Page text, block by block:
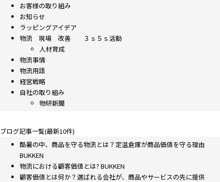
お客様の取り組み
お知らせ
ラッピングアイデア
物流 現場 改善 ３ｓ５ｓ活動
人材育成
物流事情
物流用語
経営戦略
自社の取り組み
物研新聞
ブログ記事一覧(最新10件)
酷暑の中、商品を守る物流とは？定温倉庫が商品価値を守る理由
BUKKEN
物流における顧客価値とは? BUKKEN
顧客価値とは何か？選ばれる会社が、商品やサービスの先に提供